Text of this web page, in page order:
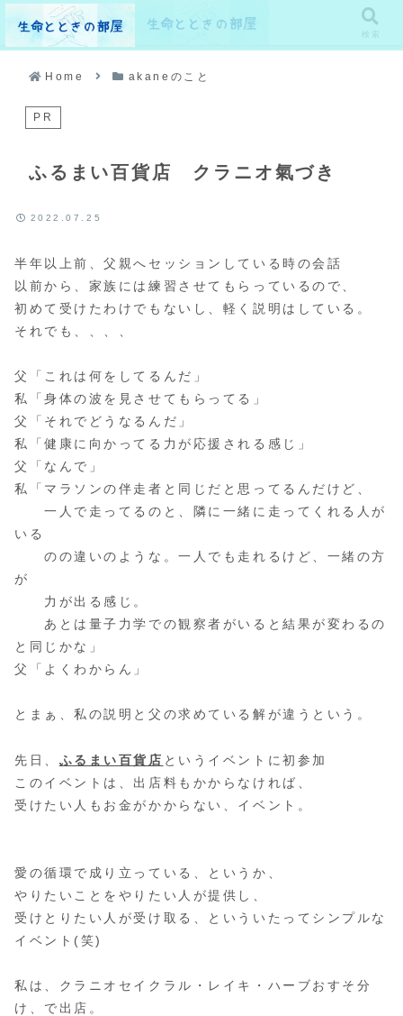
Home akaneのこと
PR
ふるまい百貨店 クラニオ氣づき
2022.07.25
半年以上前、父親へセッションしている時の会話
以前から、家族には練習させてもらっているので、
初めて受けたわけでもないし、軽く説明はしている。
それでも、、、、
父「これは何をしてるんだ」
私「身体の波を見させてもらってる」
父「それでどうなるんだ」
私「健康に向かってる力が応援される感じ」
父「なんで」
私「マラソンの伴走者と同じだと思ってるんだけど、
一人で走ってるのと、隣に一緒に走ってくれる人が
いる
のの違いのような。一人でも走れるけど、一緒の方
が
力が出る感じ。
あとは量子力学での観察者がいると結果が変わるの
と同じかな」
父「よくわからん」
とまぁ、私の説明と父の求めている解が違うという。
先日、 ふるまい百貨店 というイベントに初参加
このイベントは、出店料もかからなければ、
受けたい人もお金がかからない、イベント。
愛の循環で成り立っている、というか、
やりたいことをやりたい人が提供し、
受けとりたい人が受け取る、といういたってシンプルな
イベント(笑)
私は、クラニオセイクラル・レイキ・ハーブおすそ分
け、で出店。
メニュー 検索